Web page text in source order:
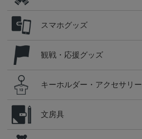
スマホグッズ
観戦・応援グッズ
キーホルダー・アクセサリー
文房具